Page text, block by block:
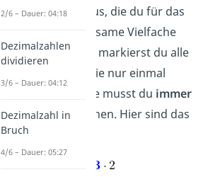
Primfaktoren aus, die du für das
kleinste gemeinsame Vielfache
brauchst. Dafür markierst du alle
Primfaktoren, die nur einmal
vorkommen. Die musst du immer
ins kgVeinrechnen. Hier sind das
die 3 und die 5.
2/6 – Dauer: 04:18
Dezimalzahlen
dividieren
3/6 – Dauer: 04:12
Dezimalzahl in
Bruch
4/6 – Dauer: 05:27